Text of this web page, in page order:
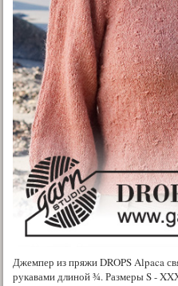
Джемпер из пряжи DROPS Alpaca
рукавами длиной ¾. Размеры S -